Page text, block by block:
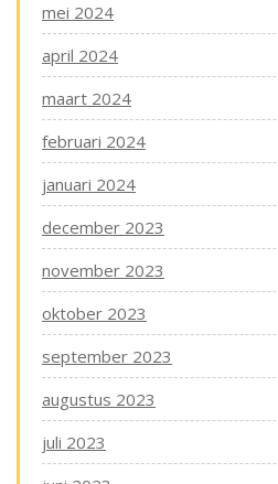
mei 2024
april 2024
maart 2024
februari 2024
januari 2024
december 2023
november 2023
oktober 2023
september 2023
augustus 2023
juli 2023